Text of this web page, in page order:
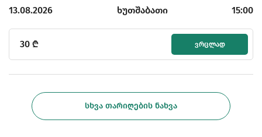
13.08.2026 ხუთშაბათი 15:00
30 ₾ ᲕᲠᲪᲚᲐᲓ
ᲡᲮᲕᲐ ᲗᲐᲠᲘᲦᲔᲑᲘᲡ ᲜᲐᲮᲕᲐ